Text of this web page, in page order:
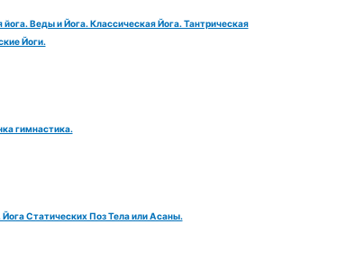
Веды и Йога. Классическая Йога. Тантрическая
Йоги.
гимнастика.
Статических Поз Тела или Асаны.